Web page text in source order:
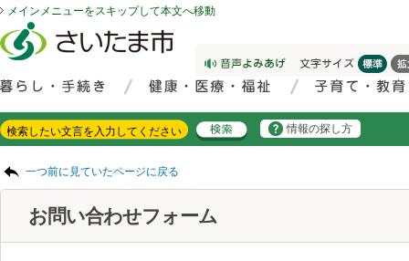
メインメニューをスキップして本文へ移動
情報の探し方
一つ前に見ていたページに戻る
お問い合わせフォーム